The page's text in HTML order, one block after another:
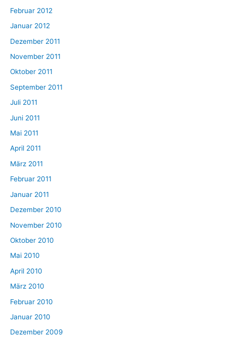
Februar 2012
Januar 2012
Dezember 2011
November 2011
Oktober 2011
September 2011
Juli 2011
Juni 2011
Mai 2011
April 2011
März 2011
Februar 2011
Januar 2011
Dezember 2010
November 2010
Oktober 2010
Mai 2010
April 2010
März 2010
Februar 2010
Januar 2010
Dezember 2009